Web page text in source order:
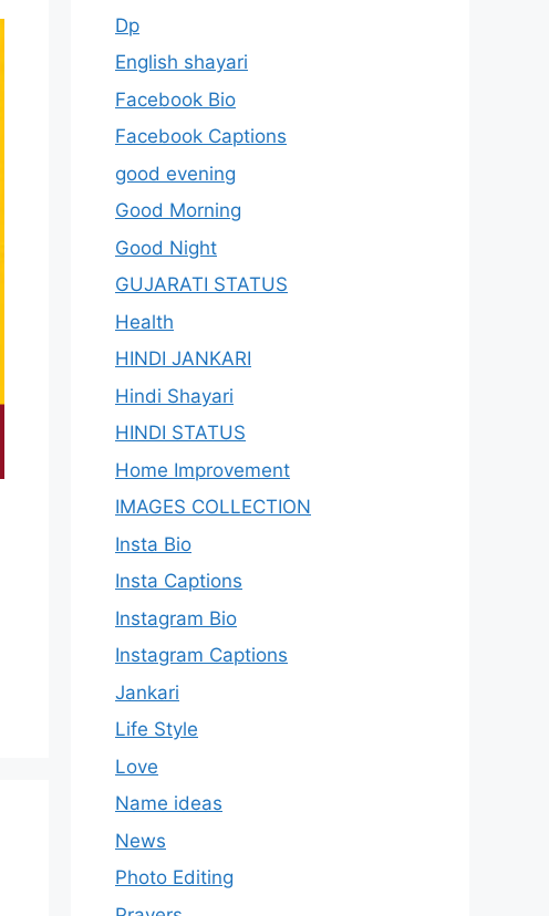
Dp
English shayari
Facebook Bio
Facebook Captions
good evening
Good Morning
Good Night
GUJARATI STATUS
Health
HINDI JANKARI
Hindi Shayari
HINDI STATUS
Home Improvement
IMAGES COLLECTION
Insta Bio
Insta Captions
Instagram Bio
Instagram Captions
Jankari
Life Style
Love
Name ideas
News
Photo Editing